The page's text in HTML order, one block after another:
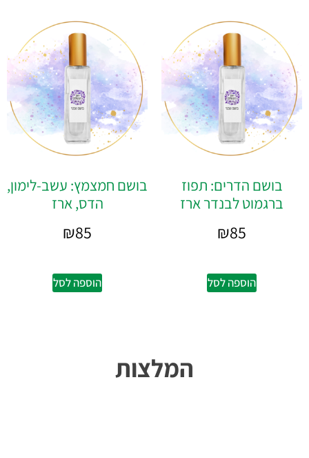
בושם הדרים: תפוז
ברגמוט לבנדר ארז
₪85
הוספה לסל
בושם חמצמץ: עשב-לימון,
הדס, ארז
₪85
הוספה לסל
המלצות